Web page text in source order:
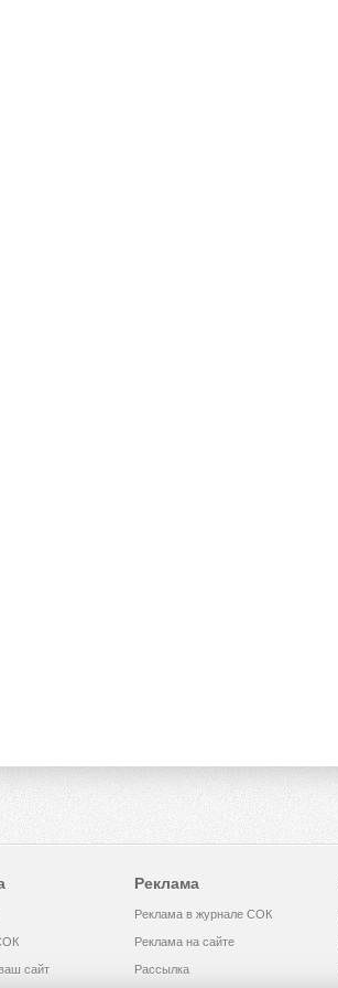
сайт
Реклама
Реклама в журнале СОК
Реклама на сайте
Рассылка